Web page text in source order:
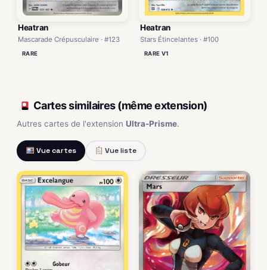
Heatran
Mascarade Crépusculaire · #123
RARE
Heatran
Stars Étincelantes · #100
RARE V1
Cartes similaires (même extension)
Autres cartes de l'extension Ultra-Prisme.
Vue cartes Vue liste